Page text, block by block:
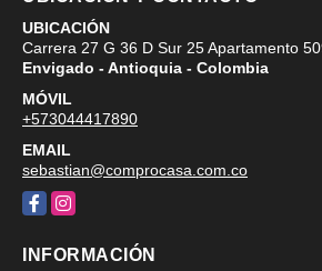
UBICACIÓN Y CONTACTO
UBICACIÓN
Carrera 27 G 36 D Sur 25 Apartamento 509
Envigado - Antioquia - Colombia
MÓVIL
+573044417890
EMAIL
sebastian@comprocasa.com.co